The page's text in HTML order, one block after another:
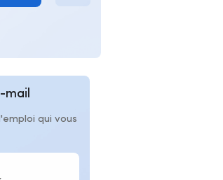
mail
qui vous